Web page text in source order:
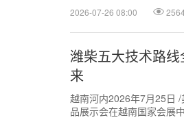
2026-07-26 08:00 2564
潍柴五大技术路
来
越南河内2026年7月25日
品展示会在越南国家会展